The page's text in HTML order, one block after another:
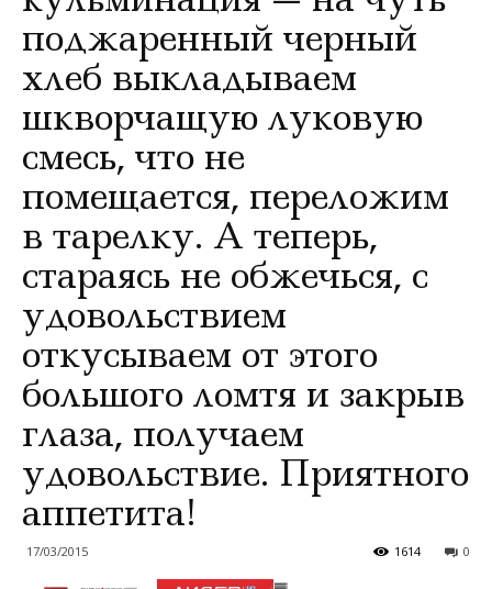
поджаренный черный
хлеб выкладываем
шкворчащую луковую
смесь, что не
помещается, переложим
в тарелку. А теперь,
стараясь не обжечься, с
удовольствием
откусываем от этого
большого ломтя и закрыв
глаза, получаем
удовольствие. Приятного
аппетита!
17/03/2015 0
1614